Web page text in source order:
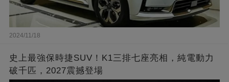
2024/11/18
史上最強保時捷SUV！K1三排七座亮相，純電動力
破千匹，2027震撼登場